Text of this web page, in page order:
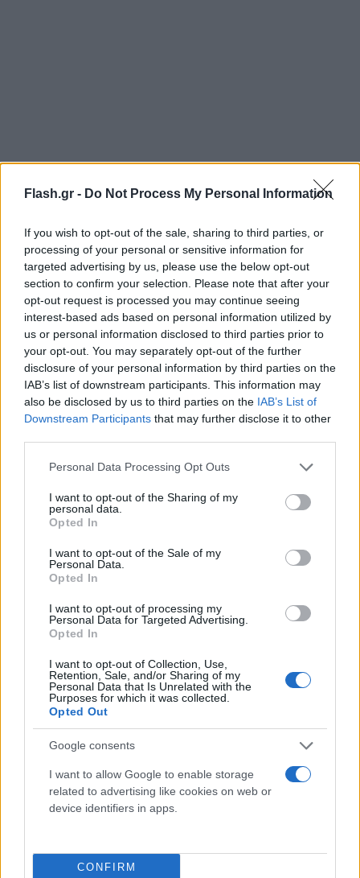
Flash.gr - Do Not Process My Personal Information
If you wish to opt-out of the sale, sharing to third parties, or
processing of your personal or sensitive information for
targeted advertising by us, please use the below opt-out
section to confirm your selection. Please note that after your
opt-out request is processed you may continue seeing
interest-based ads based on personal information utilized by
us or personal information disclosed to third parties prior to
your opt-out. You may separately opt-out of the further
disclosure of your personal information by third parties on the
IAB’s list of downstream participants. This information may
also be disclosed by us to third parties on the IAB’s List of
Downstream Participants that may further disclose it to other
Please note that this website/app uses one or more Google
not limited to your visit or usage behaviour. You may click to
grant or deny consent to Google and its third-party tags to
use your data for below specified purposes in below Google
consent section.
Personal Data Processing Opt Outs
I want to opt-out of the Sharing of my
personal data.
Opted In
I want to opt-out of the Sale of my
Personal Data.
Opted In
I want to opt-out of processing my
Personal Data for Targeted Advertising.
Opted In
I want to opt-out of Collection, Use,
Retention, Sale, and/or Sharing of my
Personal Data that Is Unrelated with the
Purposes for which it was collected.
Opted Out
Google consents
I want to allow Google to enable storage
related to advertising like cookies on web or
device identifiers in apps.
CONFIRM
«Στόχος μας είναι να ευθυγραμμίσουμε την
εφαρμογή με το χρονοδιάγραμμα των σχετικών
μέτρων εντός του έκτου πακέτου των κυρώσεων
της ΕΕ», προσθέτουν.
Οι κορυφαίοι οικονομικοί αξιωματούχοι από τις
πιο ανεπτυγμένες οικονομικά χώρες του κόσμου
συμφώνησαν να προχωρήσουν στη σύνταξη ενός
σχεδίου για την εισαγωγή πλαφόν στην τιμή του
ρωσικού πετρελαίου, σε μια προσπάθεια να
περιοριστεί ο αντίκτυπος της ενεργειακής κρίσης
και να μειωθούν οι συνέπειες στις αγορές χωρίς να
υποχωρήσει η πίεση στη Μόσχα μέσω των